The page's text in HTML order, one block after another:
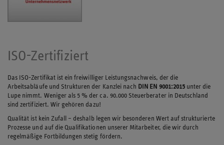
ISO-Zertifiziert
Das ISO-Zertifikat ist ein freiwilliger Leistungsnachweis, der die
Arbeitsabläufe und Strukturen der Kanzlei nach DIN EN 9001:2015unter die
Lupe nimmt. Weniger als 5 % der ca. 90.000 Steuerberater in Deutschland
sind zertifiziert. Wir gehören dazu!
Qualität ist kein Zufall – deshalb legen wir besonderen Wert auf strukturierte
Prozesse und auf die Qualifikationen unserer Mitarbeiter, die wir durch
regelmäßige Fortbildungen stetig fördern.